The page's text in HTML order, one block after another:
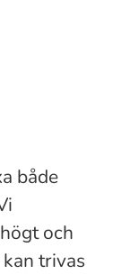
både
och
trivas